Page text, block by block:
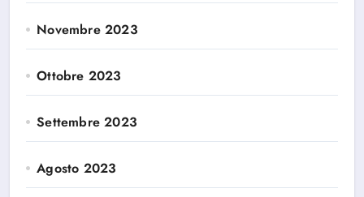
Novembre 2023
Ottobre 2023
Settembre 2023
Agosto 2023